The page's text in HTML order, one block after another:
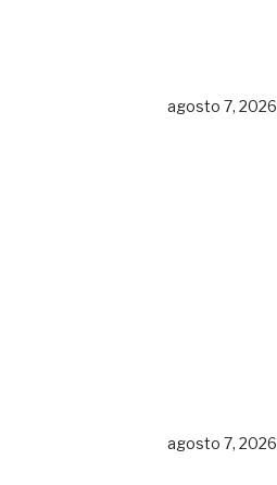
agosto 7, 2026
agosto 7, 2026